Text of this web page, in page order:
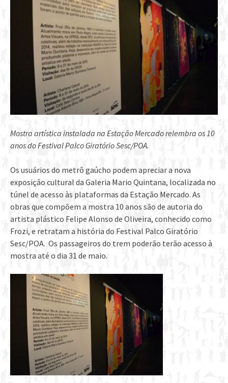
Mostra artística instalada na Estação Mercado relembra os 10
anos do Festival Palco Giratório Sesc/POA.
Os usuários do metrô gaúcho podem apreciar a nova
exposição cultural da Galeria Mario Quintana, localizada no
túnel de acesso às plataformas da Estação Mercado. As
obras que compõem a mostra 10 anos são de autoria do
artista plástico Felipe Alonso de Oliveira, conhecido como
Frozi, e retratam a história do Festival Palco Giratório
Sesc/POA. Os passageiros do trem poderão terão acesso à
mostra até o dia 31 de maio.